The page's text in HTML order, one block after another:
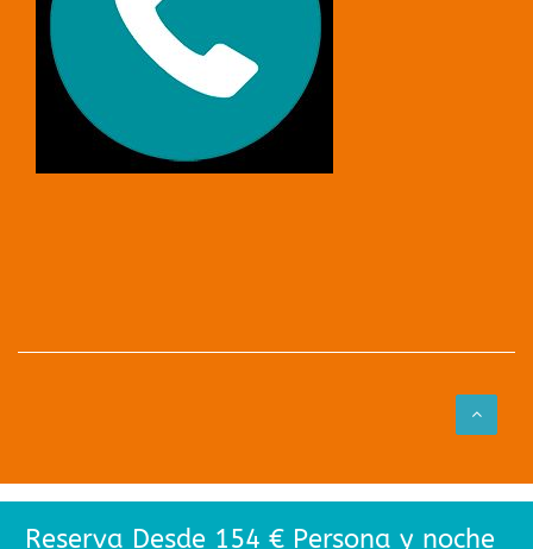
Reserva Desde 154 € Persona y noche